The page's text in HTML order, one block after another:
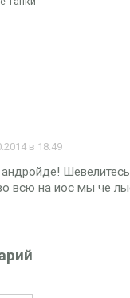
в 18:49
Шевелитесь
всю на иос мы че